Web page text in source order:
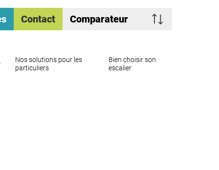
Contact Comparateur
Nos solutions pour les
particuliers
Bien choisir son
escalier